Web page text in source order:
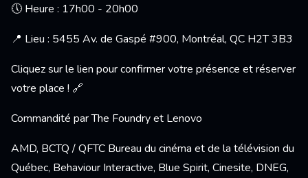
🕔 Heure : 17h00 - 20h00
📍 Lieu : 5455 Av. de Gaspé #900, Montréal, QC H2T 3B3
Cliquez sur le lien pour confirmer votre présence et réserver
votre place ! 🔗
Commandité par The Foundry et Lenovo
AMD, BCTQ / QFTC Bureau du cinéma et de la télévision du
Québec, Behaviour Interactive, Blue Spirit, Cinesite, DNEG,